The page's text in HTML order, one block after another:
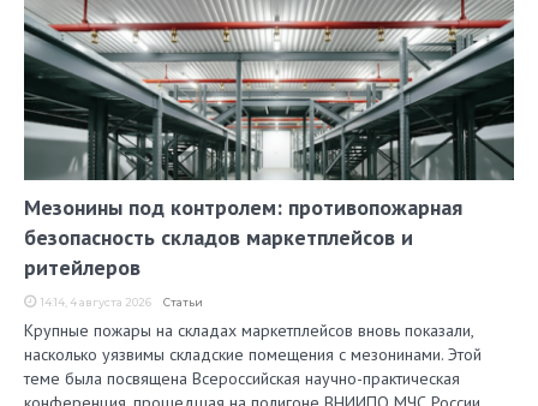
Мезонины под контролем: противопожарная
безопасность складов маркетплейсов и
ритейлеров
14:14, 4 августа 2026 Статьи
Крупные пожары на складах маркетплейсов вновь показали,
насколько уязвимы складские помещения с мезонинами. Этой
теме была посвящена Всероссийская научно-практическая